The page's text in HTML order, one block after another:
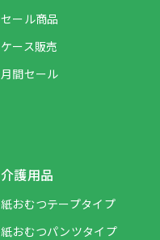
セール商品
ケース販売
月間セール
介護用品
紙おむつテープタイプ
紙おむつパンツタイプ